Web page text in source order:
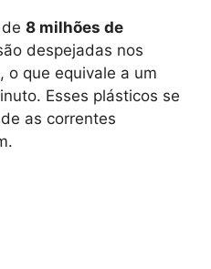
8 milhões de
despejadas nos
o que equivale a um
Esses plásticos se
as correntes